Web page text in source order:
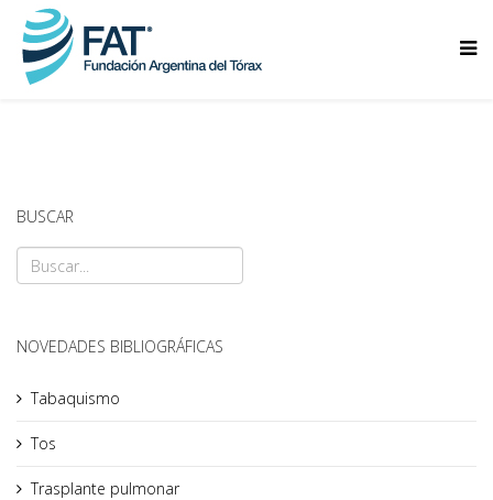
BUSCAR
NOVEDADES BIBLIOGRÁFICAS
Tabaquismo
Tos
Trasplante pulmonar